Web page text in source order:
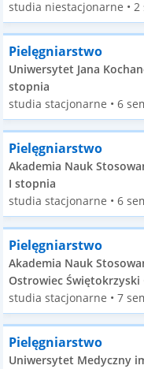
studia niestacjonarne • 2
Pielęgniarstwo
Uniwersytet Jana
stopnia
studia stacjonarne • 6
Pielęgniarstwo
Akademia Nauk
I stopnia
studia stacjonarne • 6
Pielęgniarstwo
Akademia Nauk
Ostrowiec Świętokrzyski
studia stacjonarne • 7
Pielęgniarstwo
Uniwersytet Medyczny